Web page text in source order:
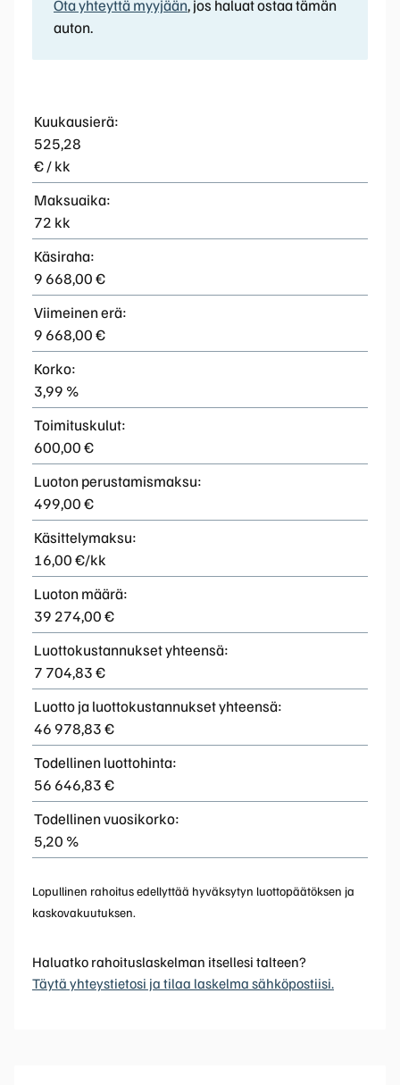
Kuukausierä:
525,28
€ / kk
Maksuaika:
72 kk
Käsiraha:
9 668,00 €
Viimeinen erä:
9 668,00 €
Korko:
3,99 %
Toimituskulut:
600,00 €
Luoton perustamismaksu:
499,00 €
Käsittelymaksu:
16,00 €/kk
Luoton määrä:
39 274,00 €
Luottokustannukset yhteensä:
7 704,83 €
Luotto ja luottokustannukset yhteensä:
46 978,83 €
Todellinen luottohinta:
56 646,83 €
Todellinen vuosikorko:
5,20 %
Lopullinen rahoitus edellyttää hyväksytyn luottopäätöksen ja
kaskovakuutuksen.
Haluatko rahoituslaskelman itsellesi talteen?
Täytä yhteystietosi ja tilaa laskelma sähköpostiisi.
Ota yhteyttä myyjään, jos haluat ostaa tämän
auton.